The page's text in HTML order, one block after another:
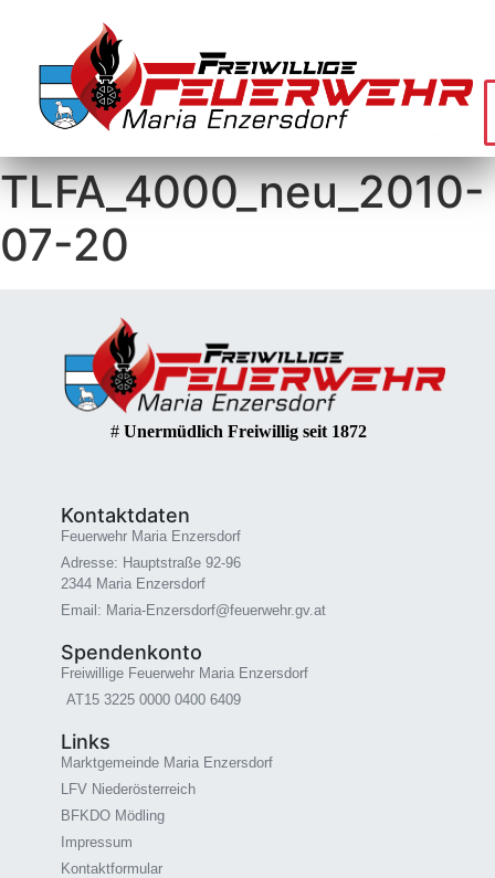
TLFA_4000_neu_2010-
07-20
# Unermüdlich Freiwillig seit 1872
Kontaktdaten
Feuerwehr Maria Enzersdorf
Adresse: Hauptstraße 92-96
2344 Maria Enzersdorf
Email: Maria-Enzersdorf@feuerwehr.gv.at
Spendenkonto
Freiwillige Feuerwehr Maria Enzersdorf
AT15 3225 0000 0400 6409
Links
Marktgemeinde Maria Enzersdorf
LFV Niederösterreich
BFKDO Mödling
Impressum
Kontaktformular